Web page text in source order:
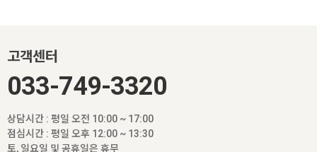
고객센터
033-749-3320
상담시간 : 평일 오전 10:00 ~ 17:00
점심시간 : 평일 오후 12:00 ~ 13:30
토, 일요일 및 공휴일은 휴무